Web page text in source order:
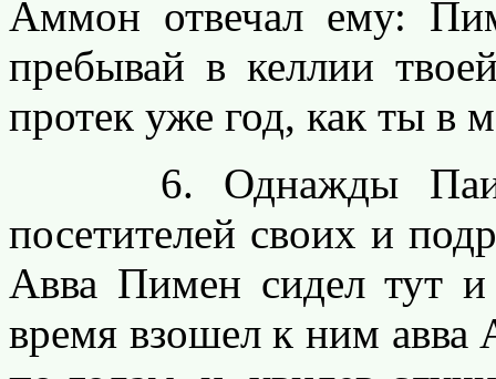
Аммон отвечал ему:
пребывай в келлии
протек уже год, как ты в
6. Однажды
посетителей своих и
Авва Пимен сидел тут
время взошел к ним